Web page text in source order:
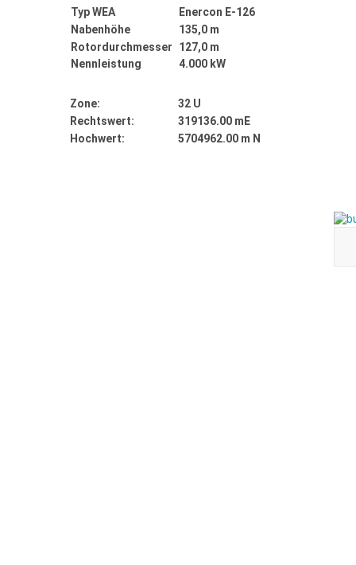
Typ WEA
Enercon E-126
Nabenhöhe
135,0 m
Rotordurchmesser
127,0 m
Nennleistung
4.000 kW
Zone:
32 U
Rechtswert:
319136.00 mE
Hochwert:
5704962.00 m N